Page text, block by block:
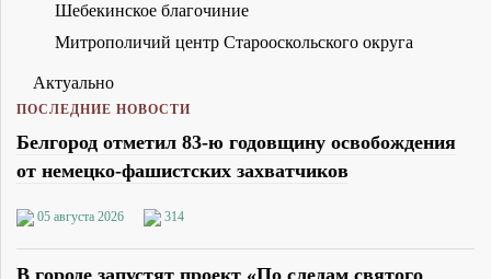
Шебекинское благочиние
Митрополичий центр Старооскольского округа
Актуально
ПОСЛЕДНИЕ НОВОСТИ
Белгород отметил 83-ю годовщину освобождения
от немецко-фашистских захватчиков
05 августа 2026 314
В городе запустят проект «По следам святого